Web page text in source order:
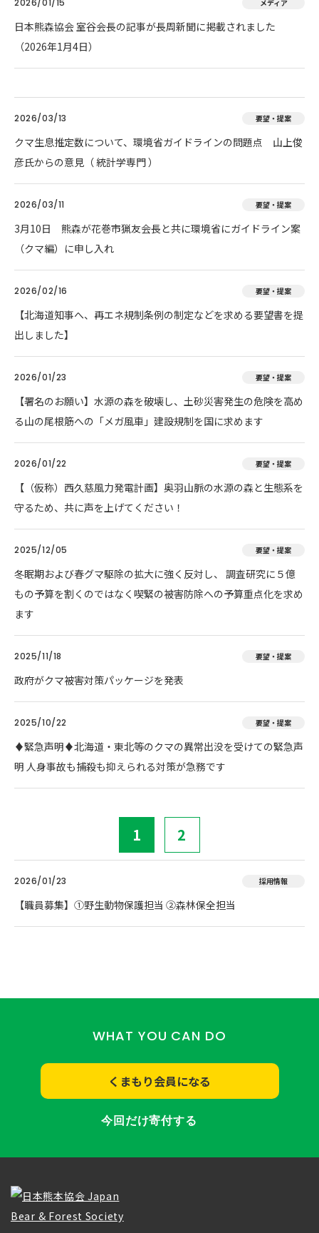
2026/01/15 メディア
日本熊森協会 室谷会長の記事が長周新聞に掲載されました
（2026年1月4日）
2026/03/13 要望・提案
クマ生息推定数について、環境省ガイドラインの問題点 山上俊
彦氏からの意見（ 統計学専門 ）
2026/03/11 要望・提案
3月10日 熊森が花巻市猟友会長と共に環境省にガイドライン案
（クマ編）に申し入れ
2026/02/16 要望・提案
【北海道知事へ、再エネ規制条例の制定などを求める要望書を提
出しました】
2026/01/23 要望・提案
【署名のお願い】水源の森を破壊し、土砂災害発生の危険を高め
る山の尾根筋への「メガ風車」建設規制を国に求めます
2026/01/22 要望・提案
【（仮称）西久慈風力発電計画】奥羽山脈の水源の森と生態系を
守るため、共に声を上げてください！
2025/12/05 要望・提案
冬眠期および春グマ駆除の拡大に強く反対し、 調査研究に５億
もの予算を割くのではなく喫緊の被害防除への予算重点化を求め
ます
2025/11/18 要望・提案
政府がクマ被害対策パッケージを発表
2025/10/22 要望・提案
♦️緊急声明♦️北海道・東北等のクマの異常出没を受けての緊急声
明 人身事故も捕殺も抑えられる対策が急務です
1 2
2026/01/23 採用情報
【職員募集】①野生動物保護担当 ②森林保全担当
WHAT YOU CAN DO
くまもり会員になる
今回だけ寄付する